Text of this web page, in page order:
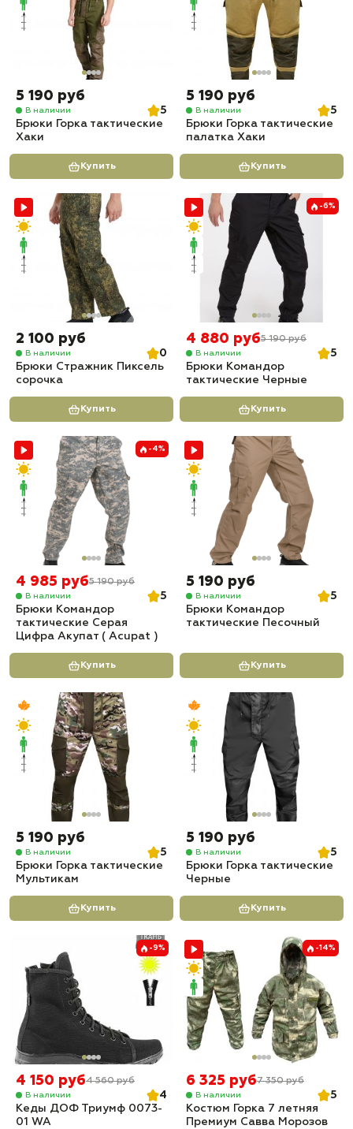
5 190 руб
В наличии
5
Брюки Горка тактические
Хаки
Купить
5 190 руб
В наличии
5
Брюки Горка тактические
палатка Хаки
Купить
2 100 руб
В наличии
0
Брюки Стражник Пиксель
сорочка
Купить
-6%
4 880 руб5 190 руб
В наличии
5
Брюки Командор
тактические Черные
Купить
-4%
4 985 руб5 190 руб
В наличии
5
Брюки Командор
тактические Серая
Цифра Акупат ( Acupat )
Купить
5 190 руб
В наличии
5
Брюки Командор
тактические Песочный
Купить
5 190 руб
В наличии
5
Брюки Горка тактические
Мультикам
Купить
5 190 руб
В наличии
5
Брюки Горка тактические
Черные
Купить
-9%
4 150 руб4 560 руб
В наличии
4
Кеды ДОФ Триумф 0073-
01 WA
-14%
6 325 руб7 350 руб
В наличии
5
Костюм Горка 7 летняя
Премиум Савва Морозов